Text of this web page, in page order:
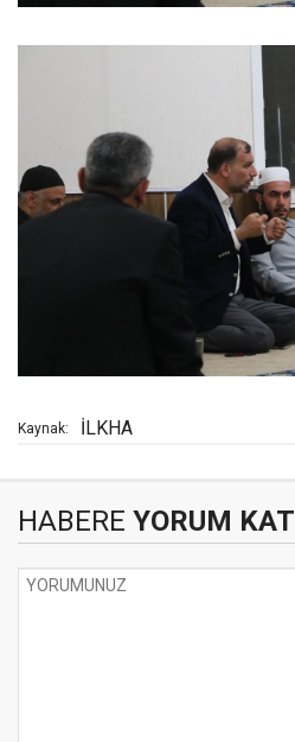
Kaynak: İLKHA
HABERE YORUM KAT